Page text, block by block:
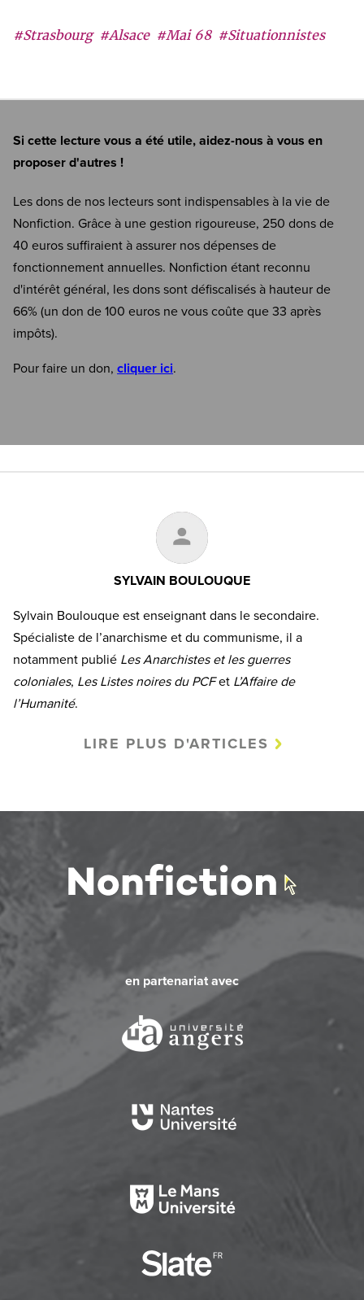
#Strasbourg #Alsace #Mai 68 #Situationnistes
Si cette lecture vous a été utile, aidez-nous à vous en
proposer d'autres !
Les dons de nos lecteurs sont indispensables à la vie de
Nonfiction. Grâce à une gestion rigoureuse, 250 dons de
40 euros suffiraient à assurer nos dépenses de
fonctionnement annuelles. Nonfiction étant reconnu
d'intérêt général, les dons sont défiscalisés à hauteur de
66% (un don de 100 euros ne vous coûte que 33 après
impôts).
Pour faire un don, cliquer ici.
SYLVAIN BOULOUQUE
Sylvain Boulouque est enseignant dans le secondaire.
Spécialiste de l’anarchisme et du communisme, il a
notamment publié Les Anarchistes et les guerres
coloniales, Les Listes noires du PCFet L’Affaire de
l’Humanité.
LIRE PLUS D'ARTICLES
en partenariat avec